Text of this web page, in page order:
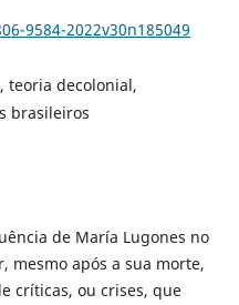
9584-2022v30n185049
teoria decolonial,
brasileiros
de María Lugones no
mesmo após a sua morte,
críticas, ou crises, que